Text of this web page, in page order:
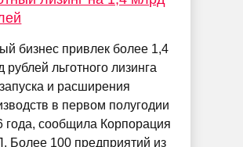
бизнес привлек более 1,4
рублей льготного лизинга
и расширения
в первом полугодии
года, сообщила Корпорация
Более 100 предприятий из